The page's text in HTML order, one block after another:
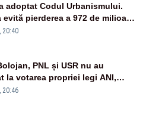
adoptat Codul Urbanismului.
evită pierderea a 972 de milioane
PNRR
20:40
PNL și USR nu au
la votarea propriei legi ANI,
și cartelele
20:46